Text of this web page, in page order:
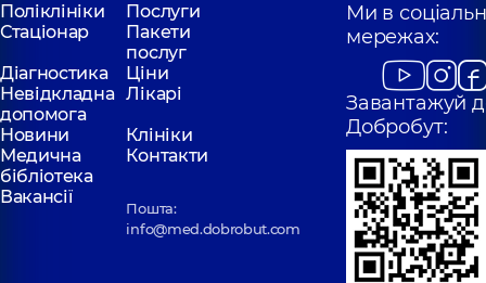
Поліклініки
Послуги
Стаціонар
Пакети
послуг
Діагностика
Ціни
Невідкладна
допомога
Лікарі
Новини
Клініки
Медична
бібліотека
Контакти
Вакансії
Пошта:
info@med.dobrobut.com
Ми в
мережах:
Завантажуй
Добробут: